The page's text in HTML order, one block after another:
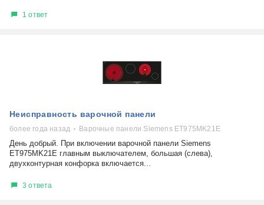
1 ответ
Неисправность варочной панели
более года назад Варочные панели Siemens ET975MK21E
День добрый. При включении варочной панели Siemens
ET975MK21E главным выключателем, большая (слева),
двухконтурная конфорка включается...
3 ответа